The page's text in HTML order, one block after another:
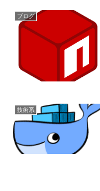
ブログ
技術系